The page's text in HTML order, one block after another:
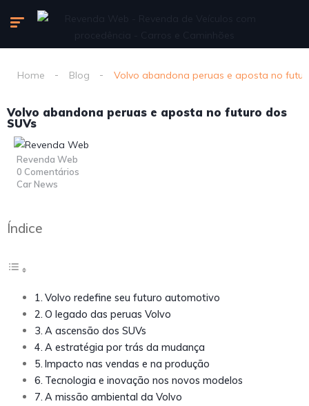
Home Blog Volvo abandona peruas e aposta no
Volvo abandona peruas e aposta no futuro dos
SUVs
Revenda Web
0 Comentários
Car News
Índice
Volvo redefine seu futuro automotivo
O legado das peruas Volvo
A ascensão dos SUVs
A estratégia por trás da mudança
Impacto nas vendas e na produção
Tecnologia e inovação nos novos modelos
A missão ambiental da Volvo